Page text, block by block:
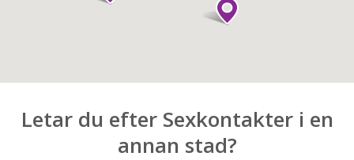
Letar du efter Sexkontakter i en
annan stad?